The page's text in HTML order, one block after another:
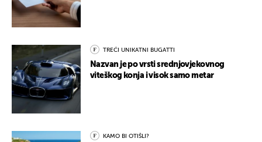
TREĆI UNIKATNI BUGATTI
Nazvan je po vrsti srednjovjekovnog
viteškog konja i visok samo metar
KAMO BI OTIŠLI?